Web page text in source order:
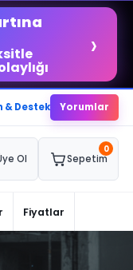
›
& Destek Yorumlar
Ol
0
Sepetim
Fiyatlar